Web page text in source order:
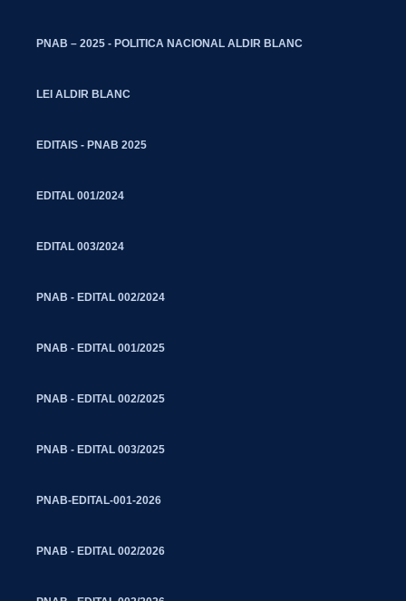
PNAB – 2025 - POLITICA NACIONAL ALDIR BLANC
LEI ALDIR BLANC
EDITAIS - PNAB 2025
EDITAL 001/2024
EDITAL 003/2024
PNAB - EDITAL 002/2024
PNAB - EDITAL 001/2025
PNAB - EDITAL 002/2025
PNAB - EDITAL 003/2025
PNAB-EDITAL-001-2026
PNAB - EDITAL 002/2026